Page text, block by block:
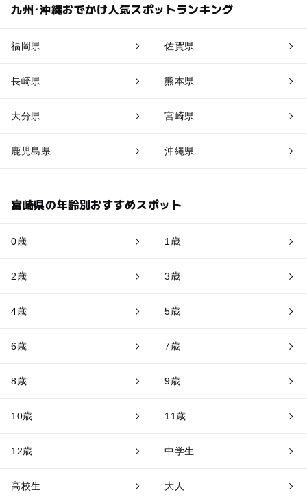
九州･沖縄おでかけ人気スポットランキング
福岡県 佐賀県
長崎県 熊本県
大分県 宮崎県
鹿児島県 沖縄県
宮崎県の年齢別おすすめスポット
0歳 1歳
2歳 3歳
4歳 5歳
6歳 7歳
8歳 9歳
10歳 11歳
12歳 中学生
高校生 大人